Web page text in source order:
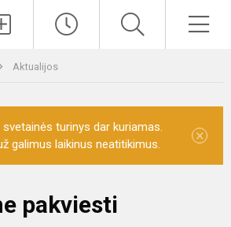
Aktualijos
turinys dar kuriamas.
galimus laikinus neatitikimus.
×
pakviesti